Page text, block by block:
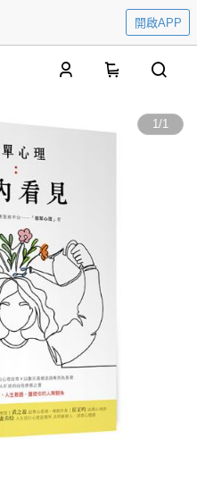
開啟APP
1/1